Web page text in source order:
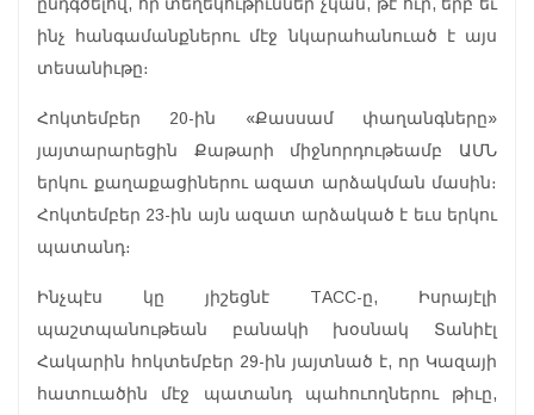
ինչ հանգամանքներու մէջ նկարահանուած է այս
տեսանիւթը։
Հոկտեմբեր 20-ին «Քասսամ փաղանգները»
յայտարարեցին Քաթարի միջնորդութեամբ ԱՄՆ
երկու քաղաքացիներու ազատ արձակման մասին։
Հոկտեմբեր 23-ին այն ազատ արձակած է եւս երկու
պատանդ։
Ինչպէս կը յիշեցնէ ТАСС-ը, Իսրայէլի
պաշտպանութեան բանակի խօսնակ Տանիէլ
Հակարին հոկտեմբեր 29-ին յայտնած է, որ Կազայի
հատուածին մէջ պատանդ պահուողներու թիւը,